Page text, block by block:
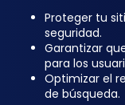
Proteger tu
seguridad.
Garantizar
para los
Optimizar el
de búsqueda.